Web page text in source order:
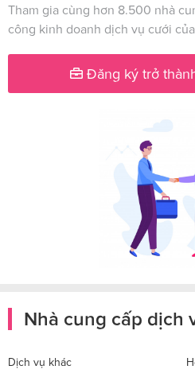
Tham gia cùng hơn 8.500 nhà
công kinh doanh dịch vụ cưới
Đăng ký trở
Nhà cung cấp dịch
Dịch vụ khác